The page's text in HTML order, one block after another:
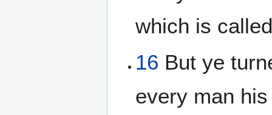
which is
16 But ye
every man